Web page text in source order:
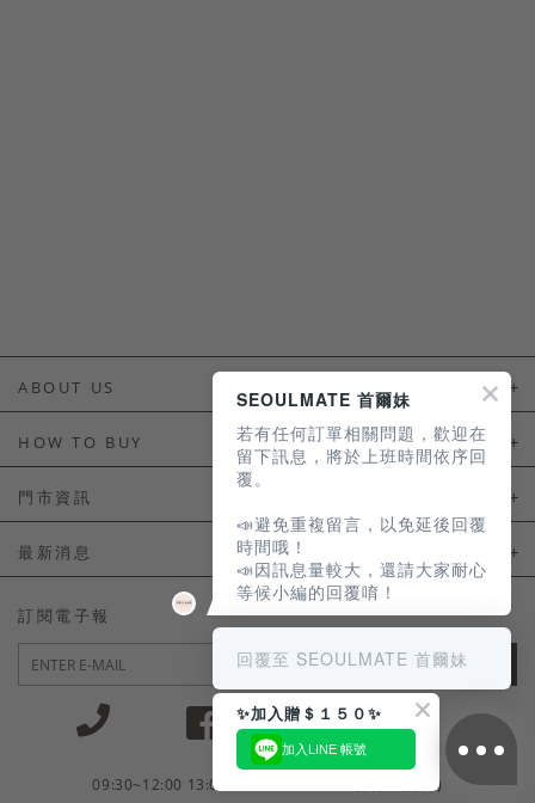
ABOUT US
HOW TO BUY
如何購買
會員常見問題
訂單常見問題
商品售後服務
電子發票
門市資訊
門市資訊
最新消息
LINE官方會員活動
訂閱電子報
JOIN
09:30~12:00 13:00~18:30 / Mon - Fri(例假日除外)
SEOULMATE 首爾妹
若有任何訂單相關問題，歡迎在
留下訊息，將於上班時間依序回
覆。
📣避免重複留言，以免延後回覆
時間哦！
📣因訊息量較大，還請大家耐心
等候小編的回覆唷！
回覆至 SEOULMATE 首爾妹
✨加入贈＄１５０✨
加入LINE 帳號